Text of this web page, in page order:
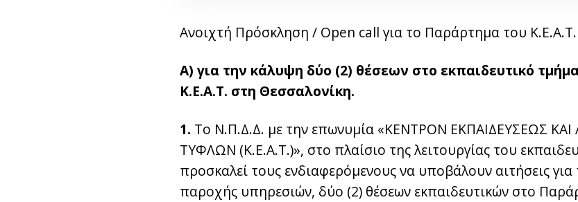
Ανοιχτή Πρόσκληση / Open call για το Παράρτημα του
Α) για την κάλυψη δύο (2) θέσεων στο εκπαιδευτικό
Κ.Ε.Α.Τ. στη Θεσσαλονίκη.
1. Το Ν.Π.Δ.Δ. με την επωνυμία «ΚΕΝΤΡΟΝ ΕΚΠΑΙΔΕΥΣΕΩΣ
ΤΥΦΛΩΝ (Κ.Ε.Α.Τ.)», στο πλαίσιο της λειτουργίας του
προσκαλεί τους ενδιαφερόμενους να υποβάλουν αιτήσεις
παροχής υπηρεσιών, δύο (2) θέσεων εκπαιδευτικών στο